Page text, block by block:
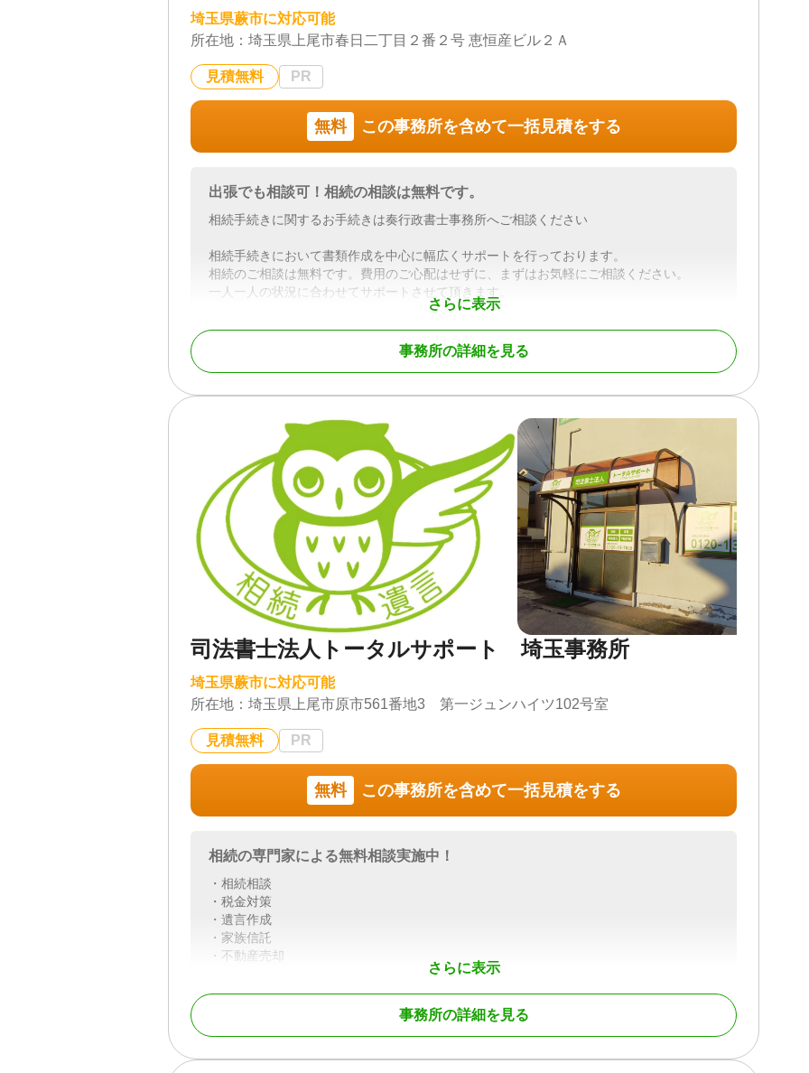
埼玉県蕨市に対応可能
所在地： 埼玉県上尾市春日二丁目２番２号 恵恒産ビル２Ａ
見積無料 PR
無料 この事務所を含めて一括見積をする
さらに表示
出張でも相談可！相続の相談は無料です。
相続手続きに関するお手続きは奏行政書士事務所へご相談ください
相続手続きにおいて書類作成を中心に幅広くサポートを行っております。
相続のご相談は無料です。費用のご心配はせずに、まずはお気軽にご相談ください。
一人一人の状況に合わせてサポートさせて頂きます。
対応業務
遺言書 / 遺産分割 / 相続財産調査 / 相続手続き / 銀行手続き / 戸籍収集 / 相続人
調査
女性スタッフ対応可 / 初回相談無料 / 18時以降相談可
事務所の詳細を見る
司法書士法人トータルサポート 埼玉事務所
埼玉県蕨市に対応可能
所在地： 埼玉県上尾市原市561番地3 第一ジュンハイツ102号室
見積無料 PR
無料 この事務所を含めて一括見積をする
さらに表示
相続の専門家による無料相談実施中！
・相続相談
・税金対策
・遺言作成
・家族信託
・不動産売却
対応業務
遺言書 / 遺産分割 / 相続登記 / 相続放棄 / 成年後見 / 家族信託 / 相続手続き / 銀
行手続き / 戸籍収集 / 相続人調査
事務所の詳細を見る